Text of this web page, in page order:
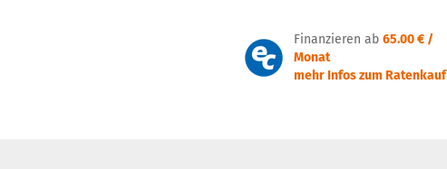
Finanzieren ab 65.00 € /
Monat
mehr Infos zum Ratenkauf